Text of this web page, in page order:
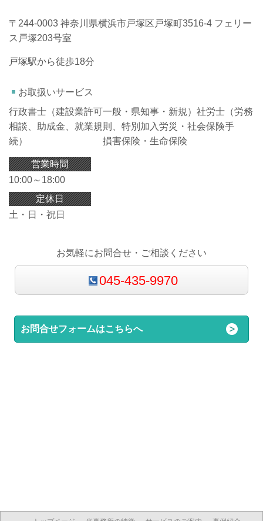
〒244-0003 神奈川県横浜市戸塚区戸塚町3516-4 フェリー
ス戸塚203号室
戸塚駅から徒歩18分
お取扱いサービス
行政書士（建設業許可一般・県知事・新規）社労士（労務
相談、助成金、就業規則、特別加入労災・社会保険手
続） 損害保険・生命保険
営業時間
10:00～18:00
定休日
土・日・祝日
お気軽にお問合せ・ご相談ください
045-435-9970
お問合せフォームはこちらへ